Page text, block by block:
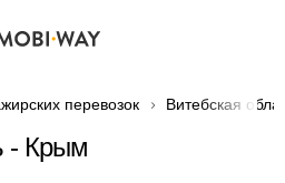
перевозок Витебская
- Крым